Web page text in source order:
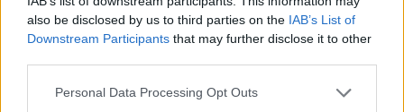
also be disclosed by us to third parties on the IAB’s List of
Downstream Participants that may further disclose it to other
Please note that this website/app uses one or more Google
Personal Data Processing Opt Outs
Re: Toto je najväčší mýtus pri ošetrení dreva a môže vás
vyjsť draho. Ako ho ochrániť pred hnitím a škodcami?
clovek by cakal ze vysusene drahe drevo bolo predtym naparovane aby